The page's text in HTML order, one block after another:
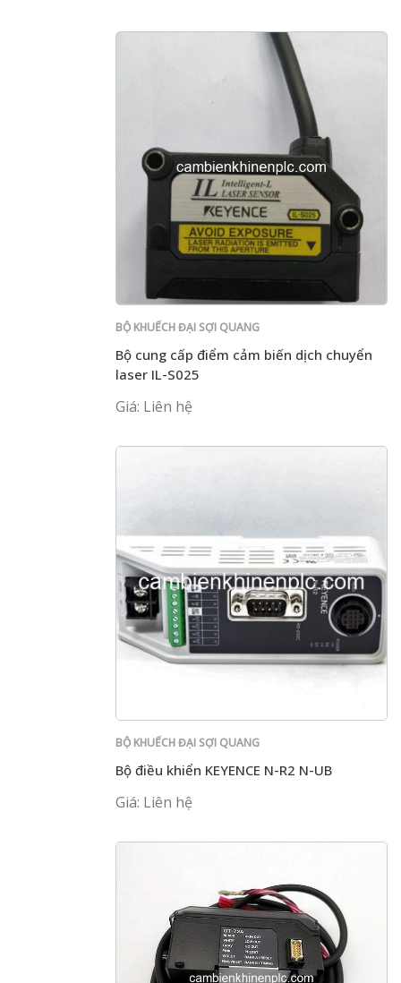
BỘ KHUẾCH ĐẠI SỢI QUANG
Bộ cung cấp điểm cảm biến dịch chuyển
laser IL-S025
Giá: Liên hệ
BỘ KHUẾCH ĐẠI SỢI QUANG
Bộ điều khiển KEYENCE N-R2 N-UB
Giá: Liên hệ